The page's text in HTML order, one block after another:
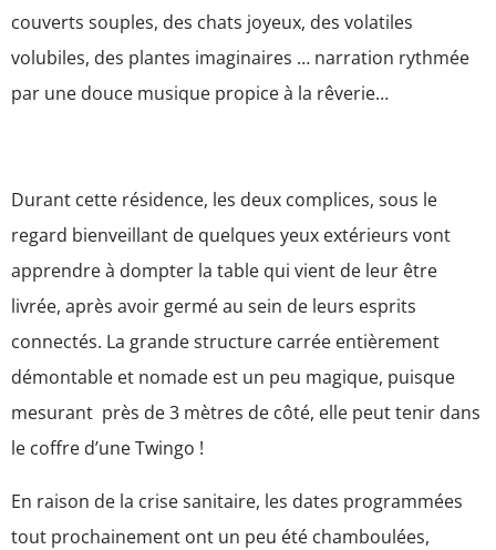
couverts souples, des chats joyeux, des volatiles
volubiles, des plantes imaginaires … narration rythmée
par une douce musique propice à la rêverie…
Durant cette résidence, les deux complices, sous le
regard bienveillant de quelques yeux extérieurs vont
apprendre à dompter la table qui vient de leur être
livrée, après avoir germé au sein de leurs esprits
connectés. La grande structure carrée entièrement
démontable et nomade est un peu magique, puisque
mesurant près de 3 mètres de côté, elle peut tenir dans
le coffre d’une Twingo !
En raison de la crise sanitaire, les dates programmées
tout prochainement ont un peu été chamboulées,